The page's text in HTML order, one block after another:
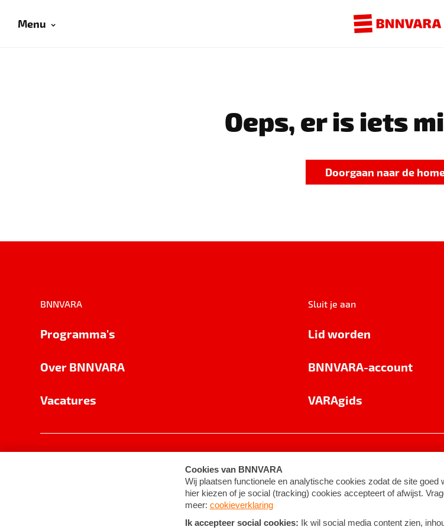
Menu
Oeps, er is iets
Doorgaan naar de
BNNVARA
Programma's
Over BNNVARA
Vacatures
Sluit je aan
Lid worden
BNNVARA-account
VARAgids
Cookie-instellingen Algemene voorwaarden ©2026BNNVARA